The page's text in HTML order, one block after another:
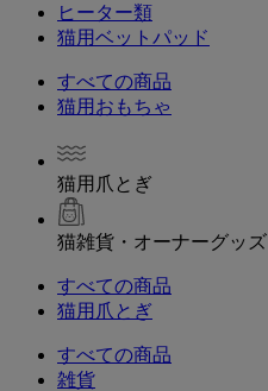
ヒーター類
猫用ベットパッド
すべての商品
猫用おもちゃ
猫用爪とぎ
猫雑貨・オーナーグッズ
すべての商品
猫用爪とぎ
すべての商品
雑貨